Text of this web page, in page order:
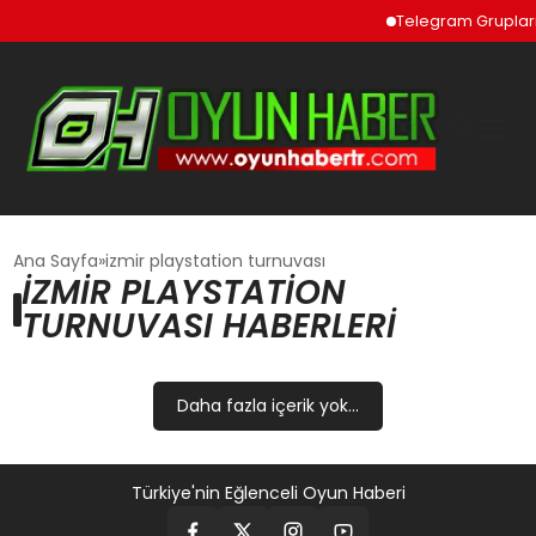
Telegram Grupları
GÜNCEL
OYUN HABERLERI
EĞITIM
Ana Sayfa izmir playstation turnuvası
IZMIR PLAYSTATION
TURNUVASI HABERLERI
Daha fazla içerik yok...
Türkiye'nin Eğlenceli Oyun Haberi